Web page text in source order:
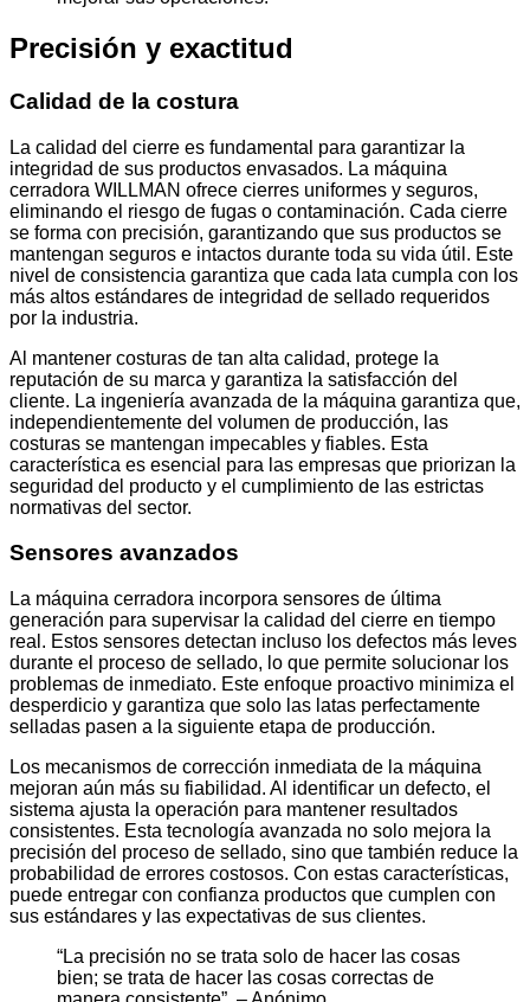
Precisión y exactitud
Calidad de la costura
La calidad del cierre es fundamental para garantizar la
integridad de sus productos envasados. La máquina
cerradora WILLMAN ofrece cierres uniformes y seguros,
eliminando el riesgo de fugas o contaminación. Cada cierre
se forma con precisión, garantizando que sus productos se
mantengan seguros e intactos durante toda su vida útil. Este
nivel de consistencia garantiza que cada lata cumpla con los
más altos estándares de integridad de sellado requeridos
por la industria.
Al mantener costuras de tan alta calidad, protege la
reputación de su marca y garantiza la satisfacción del
cliente. La ingeniería avanzada de la máquina garantiza que,
independientemente del volumen de producción, las
costuras se mantengan impecables y fiables. Esta
característica es esencial para las empresas que priorizan la
seguridad del producto y el cumplimiento de las estrictas
normativas del sector.
Sensores avanzados
La máquina cerradora incorpora sensores de última
generación para supervisar la calidad del cierre en tiempo
real. Estos sensores detectan incluso los defectos más leves
durante el proceso de sellado, lo que permite solucionar los
problemas de inmediato. Este enfoque proactivo minimiza el
desperdicio y garantiza que solo las latas perfectamente
selladas pasen a la siguiente etapa de producción.
Los mecanismos de corrección inmediata de la máquina
mejoran aún más su fiabilidad. Al identificar un defecto, el
sistema ajusta la operación para mantener resultados
consistentes. Esta tecnología avanzada no solo mejora la
precisión del proceso de sellado, sino que también reduce la
probabilidad de errores costosos. Con estas características,
puede entregar con confianza productos que cumplen con
sus estándares y las expectativas de sus clientes.
“La precisión no se trata solo de hacer las cosas
bien; se trata de hacer las cosas correctas de